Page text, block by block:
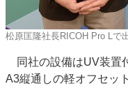
松原匡隆社長RICOH Pro Lで
同社の設備はUV装置
A3縦通しの軽オフセッ